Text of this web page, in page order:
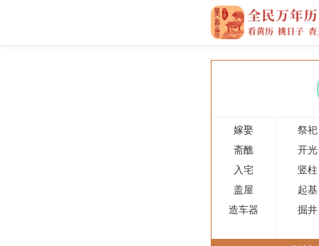
嫁娶
祭祀
斋醮
开光
入宅
竖柱
盖屋
起基
造车器
掘井